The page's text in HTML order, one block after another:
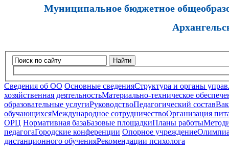
Муниципальное бюджетное
Найти
Сведения об ОО Основные сведенияСтруктура и органы
хозяйственная деятельностьМатериально-техническое
образовательные услугиРуководствоПедагогический состав
обучающихсяМеждународное сотрудничествоОрганизация
ОРЦ Нормативная базаБазовые площадкиПланы работы
педагогаГородские конференции Опорное учреждение
дистанционного обученияРекомендации психолога